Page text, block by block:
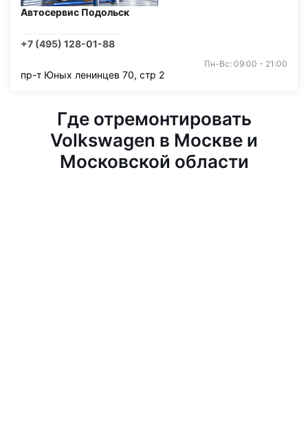
Автосервис Подольск
+7 (495) 128-01-88
Пн-Вс: 09:00 - 21:00
пр-т Юных ленинцев 70, стр 2
Где отремонтировать
Volkswagen в Москве и
Московской области